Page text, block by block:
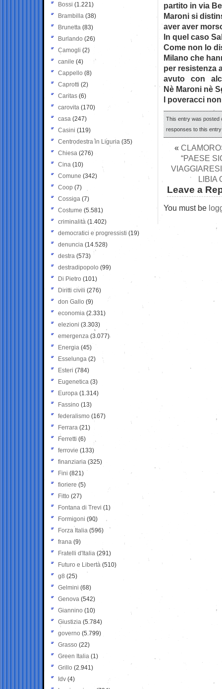
partito in via
Maroni si
aver aver
In quel caso
Come non lo
Milano che
per resistenza
avuto con
Nè Maroni nè
I poveracci
This entry was posted
responses to this
«
“PAESE
LIBIA
Leave a
You must be
Bossi (1.221)
Brambilla (38)
Brunetta (83)
Burlando (26)
Camogli (2)
canile (4)
Cappello (8)
Caprotti (2)
Caritas (6)
carovita (170)
casa (247)
Casini (119)
Centrodestra in Liguria (35)
Chiesa (276)
Cina (10)
Comune (342)
Coop (7)
Cossiga (7)
Costume (5.581)
criminalità (1.402)
democratici e progressisti (19)
denuncia (14.528)
destra (573)
destradipopolo (99)
Di Pietro (101)
Diritti civili (276)
don Gallo (9)
economia (2.331)
elezioni (3.303)
emergenza (3.077)
Energia (45)
Esselunga (2)
Esteri (784)
Eugenetica (3)
Europa (1.314)
Fassino (13)
federalismo (167)
Ferrara (21)
Ferretti (6)
ferrovie (133)
finanziaria (325)
Fini (821)
fioriere (5)
Fitto (27)
Fontana di Trevi (1)
Formigoni (90)
Forza Italia (596)
frana (9)
Fratelli d'Italia (291)
Futuro e Libertà (510)
g8 (25)
Gelmini (68)
Genova (542)
Giannino (10)
Giustizia (5.784)
governo (5.799)
Grasso (22)
Green Italia (1)
Grillo (2.941)
Idv (4)